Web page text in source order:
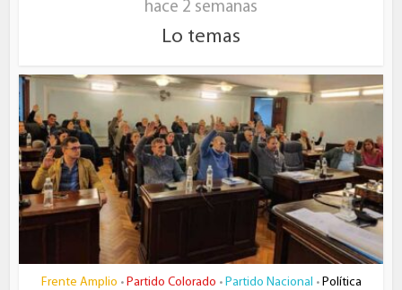
hace 2 semanas
Lo temas
Frente Amplio • Partido Colorado • Partido Nacional • Política